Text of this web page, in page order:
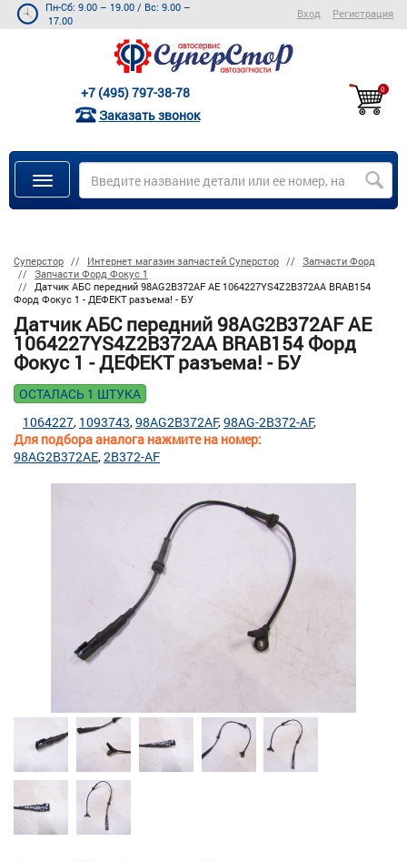
Пн-Сб: 9.00 – 19.00 / Вс: 9.00 –
17.00
Вход Регистрация
+7 (495) 797-38-78
Заказать звонок
0
Суперстор Интернет магазин запчастей Суперстор
Запчасти Форд
Запчасти Форд Фокус 1
Датчик АБС передний 98AG2B372AF AE 1064227YS4Z2B372AA BRAB154
Форд Фокус 1 - ДЕФЕКТ разъема! - БУ
Датчик АБС передний 98AG2B372AF AE
1064227YS4Z2B372AA BRAB154 Форд
Фокус 1 - ДЕФЕКТ разъема! - БУ
ОСТАЛАСЬ 1 ШТУКА
Для подбора аналога нажмите на номер:
1064227 1093743 98AG2B372AF 98AG-2B372-AF
98AG2B372AE 2B372-AF